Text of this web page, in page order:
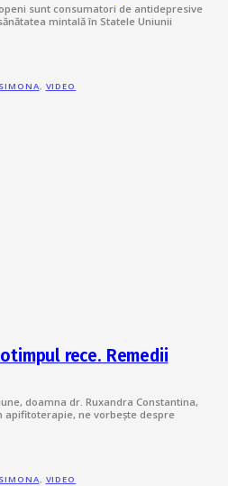
sunt consumatori de antidepresive
mintală în Statele Uniunii
, VIDEO
rece. Remedii
doamna dr. Ruxandra Constantina,
apifitoterapie, ne vorbește despre
, VIDEO